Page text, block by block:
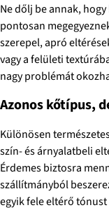
Ne dőlj be annak,
pontosan
szerepel, apró
vagy a felületi
nagy problémát
Azonos kőtípus,
Különösen
szín- és árnyalatbeli
Érdemes biztosra
szállítmányból
egyik fele eltérő